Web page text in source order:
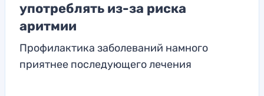
употреблять из-за риска
аритмии
Профилактика заболеваний намного
приятнее последующего лечения